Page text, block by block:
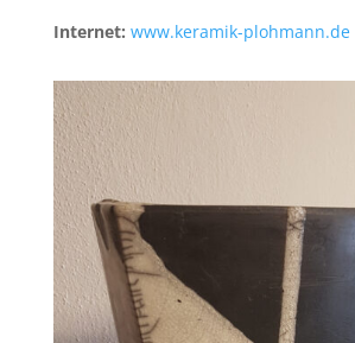
Internet: www.keramik-plohmann.de